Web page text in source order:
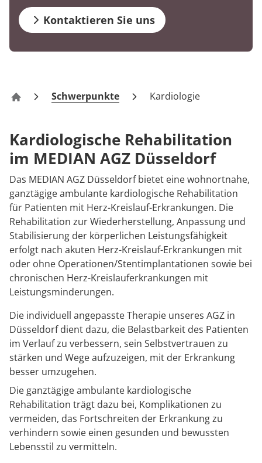
Downloads
Kontakt
Zwangsstörungen
Traumafolgeerkrankungen
Kosten & Kostenträger
Kinder-und Jugendreha
Geriatrie
HTS & Cochlea
Long Covid
Onkologie
Pneumologie
Rheumatologie
Prävention
Qualität & Expertise
Energiepolitik
Kosten & Kostenträger
Reha Checkliste
Zuweiser
Kooperationen
Presse
Blog
Karriere
Kontaktieren Sie uns
AGZ Düsseldorf
Schwerpunkte Kardiologie
Kardiologische Rehabilitation
im MEDIAN AGZ Düsseldorf
Das MEDIAN AGZ Düsseldorf bietet eine wohnortnahe,
ganztägige ambulante kardiologische Rehabilitation
für Patienten mit Herz-Kreislauf-Erkrankungen. Die
Rehabilitation zur Wiederherstellung, Anpassung und
Stabilisierung der körperlichen Leistungsfähigkeit
erfolgt nach akuten Herz-Kreislauf-Erkrankungen mit
oder ohne Operationen/Stentimplantationen sowie bei
chronischen Herz-Kreislauferkrankungen mit
Leistungsminderungen.
Die individuell angepasste Therapie unseres AGZ in
Düsseldorf dient dazu, die Belastbarkeit des Patienten
im Verlauf zu verbessern, sein Selbstvertrauen zu
stärken und Wege aufzuzeigen, mit der Erkrankung
besser umzugehen.
Die ganztägige ambulante kardiologische
Rehabilitation trägt dazu bei, Komplikationen zu
vermeiden, das Fortschreiten der Erkrankung zu
verhindern sowie einen gesunden und bewussten
Lebensstil zu vermitteln.